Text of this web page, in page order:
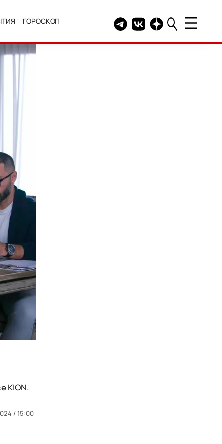
ГОРОСКОП Telegram канал HELLO
Группа HELLO
Канал HELLO в
KION.
/ 15:00